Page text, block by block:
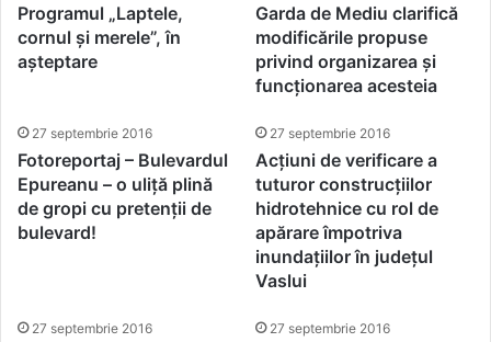
Programul „Laptele,
cornul și merele”, în
așteptare
Garda de Mediu clarifică
modificările propuse
privind organizarea și
funcționarea acesteia
27 septembrie 2016
Fotoreportaj – Bulevardul
Epureanu – o uliță plină
de gropi cu pretenții de
bulevard!
27 septembrie 2016
Acțiuni de verificare a
tuturor construcțiilor
hidrotehnice cu rol de
apărare împotriva
inundațiilor în județul
Vaslui
27 septembrie 2016 27 septembrie 2016